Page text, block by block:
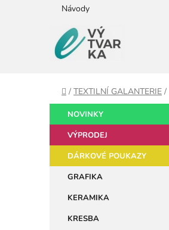
Návody
Domů
/ TEXTILNÍ GALANTERIE /
o
s
r
Přeskočit
kategorie
a
e
NOVINKY
VÝPRODEJ
DÁRKOVÉ POUKAZY
GRAFIKA
KERAMIKA
KRESBA